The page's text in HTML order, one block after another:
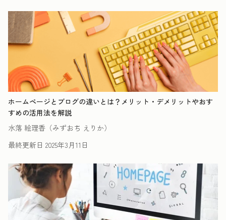
ホームページとブログの違いとは？メリット・デメリットやおす
すめの活用法を解説
水落 絵理香（みずおち えりか）
最終更新日 2025年3月11日